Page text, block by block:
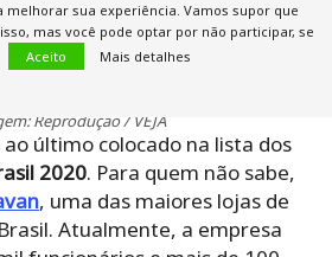
Reprodução / VEJA
último colocado na lista dos
2020. Para quem não sabe,
, uma das maiores lojas de
Atualmente, a empresa
melhorar sua experiência. Vamos supor que
mas você pode optar por não participar, se
Aceito Mais detalhes